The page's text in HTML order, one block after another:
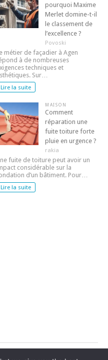
pourquoi Maxime
Merlet domine-t-il
le classement de
l’excellence ?
Povoski
métier de façadier à Agen
à de nombreuses
techniques et
Sur…
Lire la suite
MAISON
Comment
réparation une
fuite toiture forte
pluie en urgence ?
rakia
fuite de toiture peut avoir un
considérable sur la
d’un bâtiment. Pour…
Lire la suite